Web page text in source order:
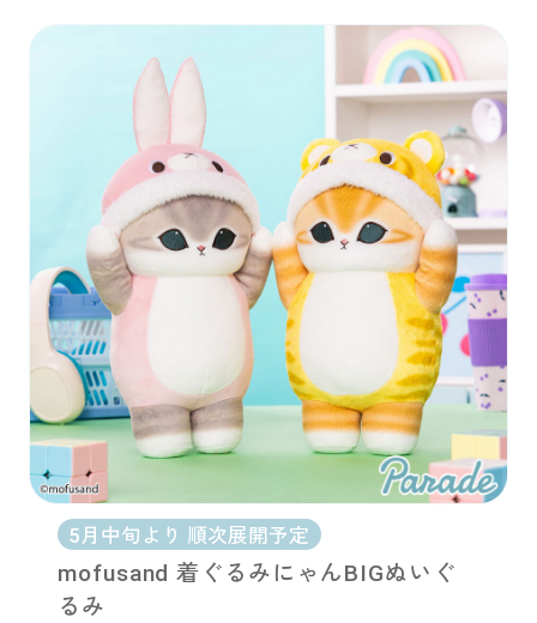
5月中旬より 順次展開予定
mofusand 着ぐるみにゃんBIGぬいぐ
るみ